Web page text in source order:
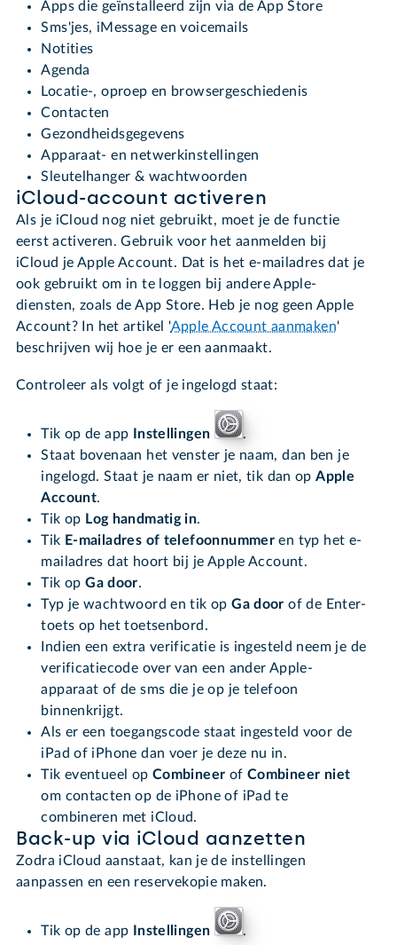
Apps die geïnstalleerd zijn via de App Store
Sms'jes, iMessage en voicemails
Notities
Agenda
Locatie-, oproep en browsergeschiedenis
Contacten
Gezondheidsgegevens
Apparaat- en netwerkinstellingen
Sleutelhanger & wachtwoorden
iCloud-account activeren
Als je iCloud nog niet gebruikt, moet je de functie
eerst activeren. Gebruik voor het aanmelden bij
iCloud je Apple Account. Dat is het e-mailadres dat je
ook gebruikt om in te loggen bij andere Apple-
diensten, zoals de App Store. Heb je nog geen Apple
Account? In het artikel 'Apple Account aanmaken'
beschrijven wij hoe je er een aanmaakt.
Controleer als volgt of je ingelogd staat:
Tik op de app Instellingen
.
Staat bovenaan het venster je naam, dan ben je
ingelogd. Staat je naam er niet, tik dan opApple
Account.
Tik op Log handmatig in.
Tik E-mailadres of telefoonnummer en typ het e-
mailadres dat hoort bij je Apple Account.
Tik opGa door.
Typ je wachtwoord en tik opGa door of de Enter-
toets op het toetsenbord .
Indien een extra verificatie is ingesteld neem je de
verificatiecode over van een ander Apple-
apparaat of de sms die je op je telefoon
binnenkrijgt.
Als er een toegangscode staat ingesteld voor de
iPad of iPhone dan voer je deze nu in.
Tik eventueel op Combineer of Combineer niet
om contacten op de iPhone of iPad te
combineren met iCloud.
Back-up via iCloud aanzetten
Zodra iCloud aanstaat, kan je de instellingen
aanpassen en een reservekopie maken.
Tik op de app Instellingen
.